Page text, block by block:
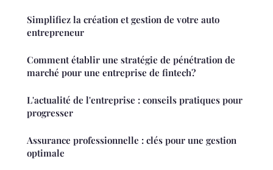
Simplifiez la création et gestion de votre auto
entrepreneur
Comment établir une stratégie de pénétration de
marché pour une entreprise de fintech?
L'actualité de l'entreprise : conseils pratiques pour
progresser
Assurance professionnelle : clés pour une gestion
optimale